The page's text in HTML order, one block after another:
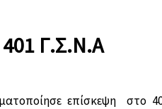
401 Γ.Σ.Ν.Α
επίσκεψη στο